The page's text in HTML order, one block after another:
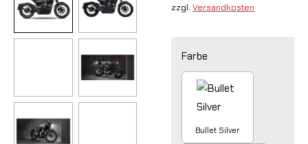
zzgl. Versandkosten
Farbe
Bullet Silver